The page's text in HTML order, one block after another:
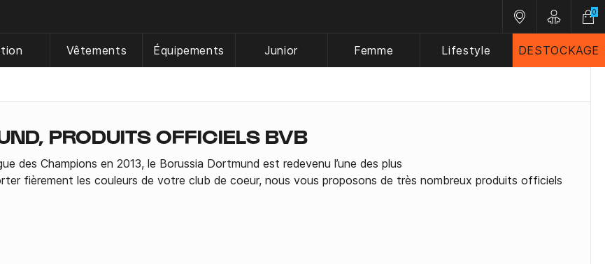
Nos magasins
Customer
0
Vêtements Équipements Junior Femme Lifestyle DESTOCKAGE
PRODUITS OFFICIELS BVB
des Champions en 2013, le Borussia Dortmund est redevenu l’une des plus
fièrement les couleurs de votre club de coeur, nous vous proposons de très nombreux produits officiels